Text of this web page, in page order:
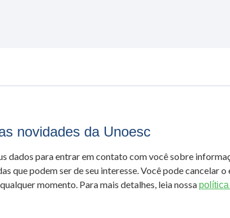
novidades da Unoesc
dados para entrar em contato com você sobre
que podem ser de seu interesse. Você pode cancelar o
momento. Para mais detalhes, leia nossa